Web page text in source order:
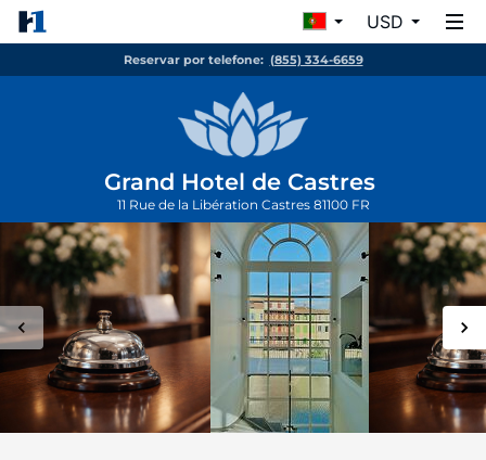
USD
Reservar por telefone: (855) 334-6659
Grand Hotel de Castres
11 Rue de la Libération Castres 81100 FR